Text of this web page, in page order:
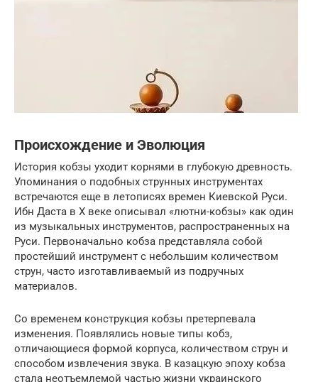
Происхождение и Эволюция
История кобзы уходит корнями в глубокую древность.
Упоминания о подобных струнных инструментах
встречаются еще в летописях времен Киевской Руси.
Ибн Даста в X веке описывал «лютни-кобзы» как один
из музыкальных инструментов, распространенных на
Руси. Первоначально кобза представляла собой
простейший инструмент с небольшим количеством
струн, часто изготавливаемый из подручных
материалов.
Со временем конструкция кобзы претерпевала
изменения. Появлялись новые типы кобз,
отличающиеся формой корпуса, количеством струн и
способом извлечения звука. В казацкую эпоху кобза
стала неотъемлемой частью жизни украинского